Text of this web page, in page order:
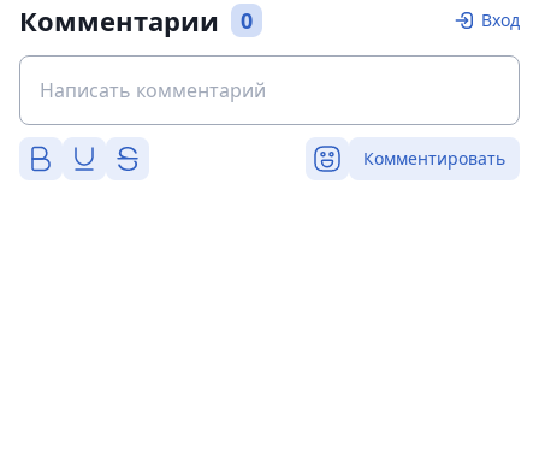
Комментарии 0 Вход
Комментировать